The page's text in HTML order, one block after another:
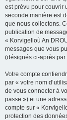
est prévu pour couvrir
seconde manière est
que nous collectons.
publication de
« Korvigelloù An
messages que vous
(désignés ci-après
Votre compte
par « votre nom
de vous connecter à
passe ») et une
compte sur «
protection des